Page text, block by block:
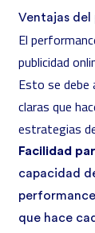
Ventajas
El
publicidad
Esto se debe
claras que
estrategias
Facilidad
capacidad
que hace